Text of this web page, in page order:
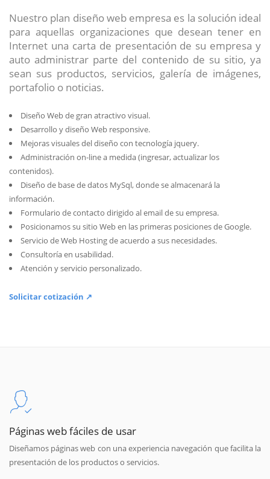
Nuestro plan diseño web empresa es la solución ideal
para aquellas organizaciones que desean tener en
Internet una carta de presentación de su empresa y
auto administrar parte del contenido de su sitio, ya
sean sus productos, servicios, galería de imágenes,
portafolio o noticias.
Diseño Web de gran atractivo visual.
Desarrollo y diseño Web responsive.
Mejoras visuales del diseño con tecnología jquery.
Administración on-line a medida (ingresar, actualizar los
contenidos).
Diseño de base de datos MySql, donde se almacenará la
información.
Formulario de contacto dirigido al email de su empresa.
Posicionamos su sitio Web en las primeras posiciones de Google.
Servicio de Web Hosting de acuerdo a sus necesidades.
Consultoría en usabilidad.
Atención y servicio personalizado.
Solicitar cotización ↗
Páginas web fáciles de usar
Diseñamos páginas web con una experiencia navegación que facilita la
presentación de los productos o servicios.